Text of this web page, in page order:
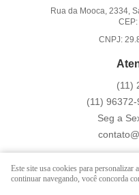
Rua da Mooca, 2334,
CNPJ:
(11)
(11) 96372-
Seg a
LOJA VIRTUAL
Este site usa cookies para personalizar
continuar navegando, você concorda